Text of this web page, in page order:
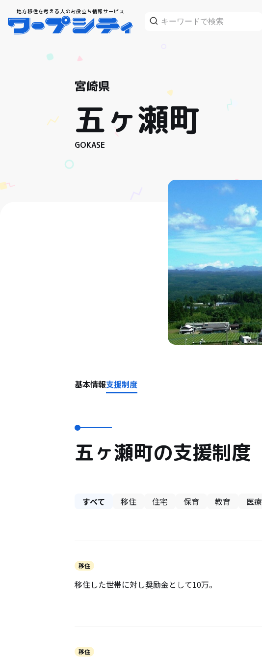
地方移住を考える人のお役立ち情報サービス
宮崎県
五ヶ瀬町
GOKASE
基本情報支援制度
五ヶ瀬町の支援制度
すべて 移住 住宅 保育 教育 医療
移住
移住した世帯に対し奨励金として10万。
移住